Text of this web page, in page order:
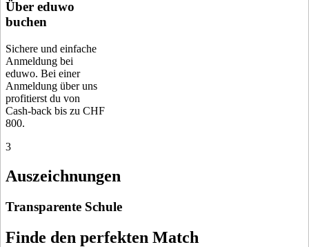
Über eduwo
buchen
Sichere und einfache
Anmeldung bei
eduwo. Bei einer
Anmeldung über uns
profitierst du von
Cash-back bis zu CHF
800.
3
Auszeichnungen
Transparente Schule
Finde den perfekten Match